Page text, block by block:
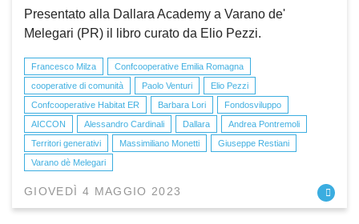
Presentato alla Dallara Academy a Varano de'
Melegari (PR) il libro curato da Elio Pezzi.
Francesco Milza
Confcooperative Emilia Romagna
cooperative di comunità
Paolo Venturi
Elio Pezzi
Confcooperative Habitat ER
Barbara Lori
Fondosviluppo
AICCON
Alessandro Cardinali Dallara
Andrea Pontremoli
Territori generativi
Massimiliano Monetti
Giuseppe Restiani
Varano dè Melegari
GIOVEDÌ 4 MAGGIO 2023